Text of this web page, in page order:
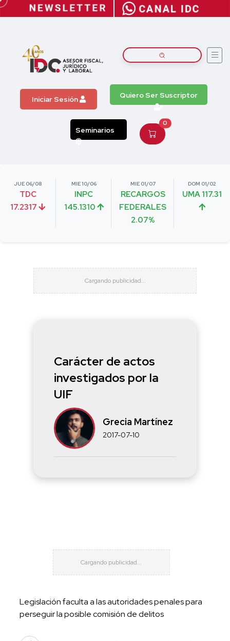
Iniciar Sesión Quiero Ser Suscriptor
Seminarios
0
JUE 06/08
TDC
17.2317
MIE 10/06
INPC
145.1310
MIE 01/07
RECARGOS
FEDERALES
2.07%
DOM 01/02
UMA 117.31
Carácter de actos
investigados por la
UIF
Grecia Martínez
2017-07-10
Legislación faculta a las autoridades penales para
perseguir la posible comisión de delitos